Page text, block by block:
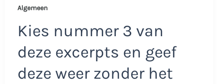
Algemeen
Kies nummer 3 van
deze excerpts en geef
deze weer zonder het